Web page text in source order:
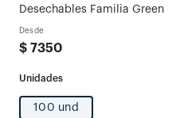
Desechables Familia Green
Desde
$ 7350
100 und